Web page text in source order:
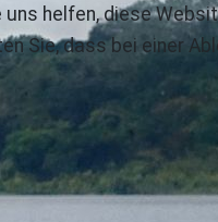
helfen, diese
Sie, dass bei einer